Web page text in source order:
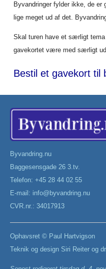
Byvandringer fylder ikke, de
lige meget ud af det.
Skal turen have et særligt
gavekortet være med særligt
Bestil et gavekort til
Byvandring.nu
Baggesensgade 26 3.tv.
Telefon: +45 28 44 02 55
E-mail: info@byvandring.nu
CVR.nr.: 34017913
Ophavsret © Paul Hartvigson
Teknik og design Siri Reiter og